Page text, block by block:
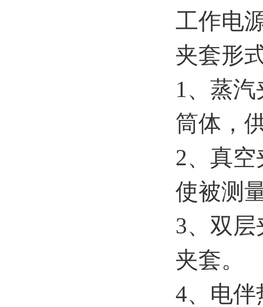
工作电
夹套形
1、蒸
筒体，
2、真
使被测
3、双
夹套。
4、电